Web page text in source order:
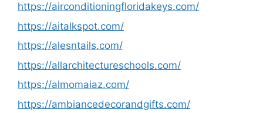
https://airconditioningfloridakeys.com/
https://aitalkspot.com/
https://alesntails.com/
https://allarchitectureschools.com/
https://almomaiaz.com/
https://ambiancedecorandgifts.com/